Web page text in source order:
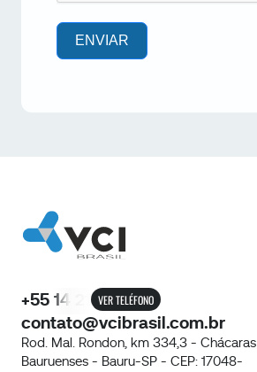
ENVIAR
+55 14 21 VER TELÉFONO
contato@vcibrasil.com.br
Rod. Mal. Rondon, km 334,3 - Chácaras
Bauruenses - Bauru-SP - CEP: 17048-